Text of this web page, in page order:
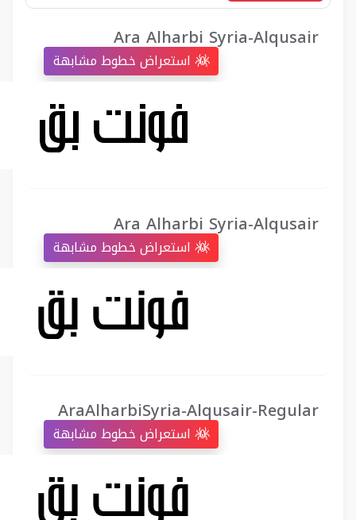
Ara Alharbi Syria-Alqusair
Ara Alharbi Syria-Alqusair
AraAlharbiSyria-Alqusair-Regular